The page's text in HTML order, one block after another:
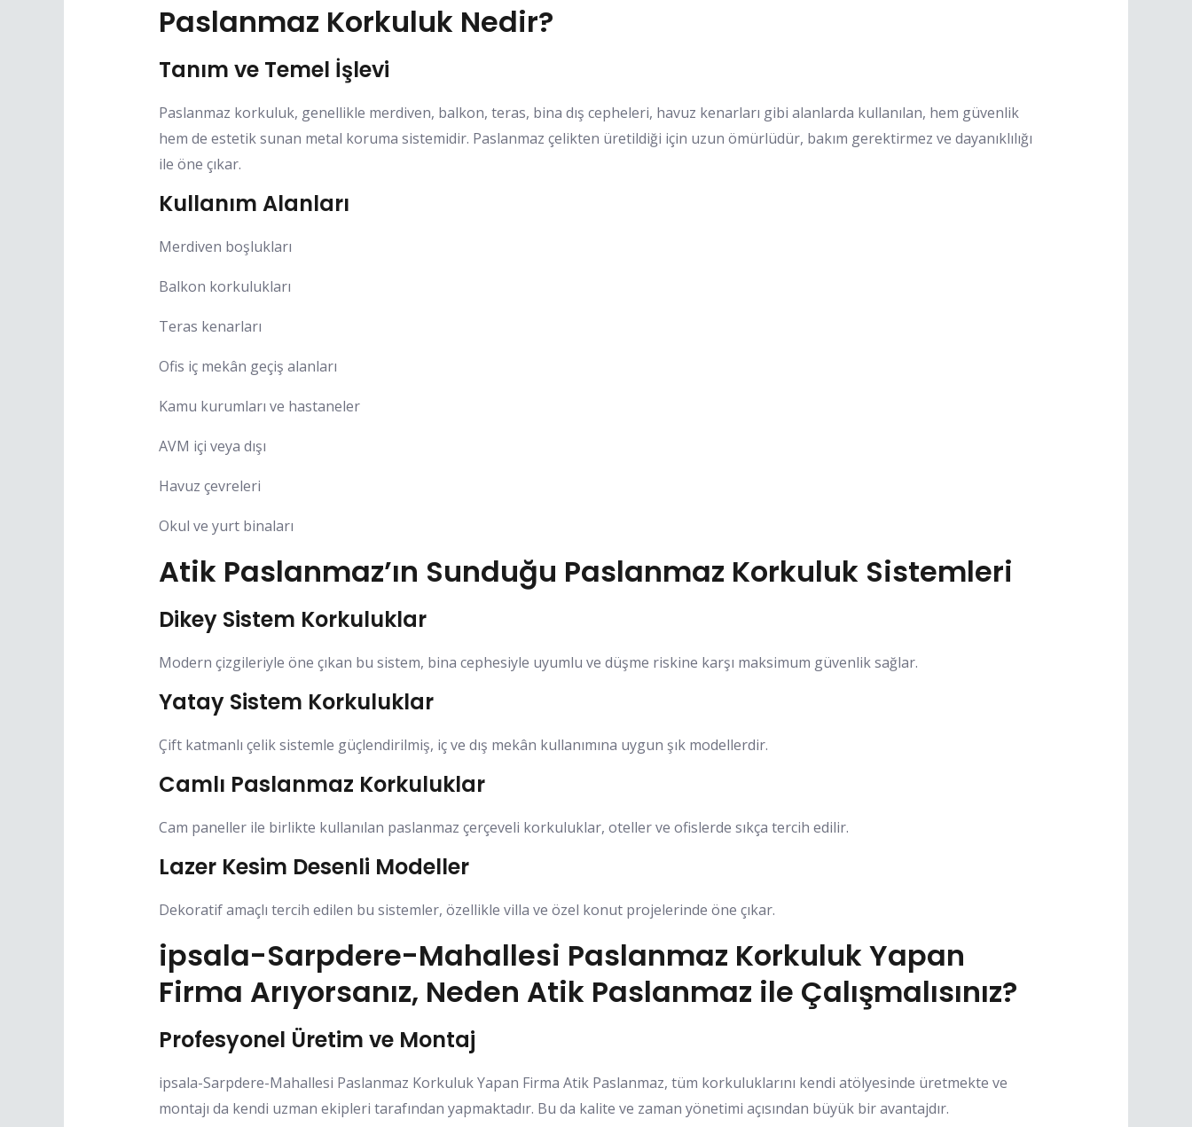
Paslanmaz Korkuluk Nedir?
Tanım ve Temel İşlevi
Paslanmaz korkuluk, genellikle merdiven, balkon, teras, bina dış cepheleri, havuz kenarları gibi alanlarda kullanılan, hem güvenlik
hem de estetik sunan metal koruma sistemidir. Paslanmaz çelikten üretildiği için uzun ömürlüdür, bakım gerektirmez ve dayanıklılığı
ile öne çıkar.
Kullanım Alanları
Merdiven boşlukları
Balkon korkulukları
Teras kenarları
Ofis iç mekân geçiş alanları
Kamu kurumları ve hastaneler
AVM içi veya dışı
Havuz çevreleri
Okul ve yurt binaları
Atik Paslanmaz’ın Sunduğu Paslanmaz Korkuluk Sistemleri
Dikey Sistem Korkuluklar
Modern çizgileriyle öne çıkan bu sistem, bina cephesiyle uyumlu ve düşme riskine karşı maksimum güvenlik sağlar.
Yatay Sistem Korkuluklar
Çift katmanlı çelik sistemle güçlendirilmiş, iç ve dış mekân kullanımına uygun şık modellerdir.
Camlı Paslanmaz Korkuluklar
Cam paneller ile birlikte kullanılan paslanmaz çerçeveli korkuluklar, oteller ve ofislerde sıkça tercih edilir.
Lazer Kesim Desenli Modeller
Dekoratif amaçlı tercih edilen bu sistemler, özellikle villa ve özel konut projelerinde öne çıkar.
ipsala-Sarpdere-Mahallesi Paslanmaz Korkuluk Yapan
Firma Arıyorsanız, Neden Atik Paslanmaz ile Çalışmalısınız?
Profesyonel Üretim ve Montaj
ipsala-Sarpdere-Mahallesi Paslanmaz Korkuluk Yapan Firma Atik Paslanmaz, tüm korkuluklarını kendi atölyesinde üretmekte ve
montajı da kendi uzman ekipleri tarafından yapmaktadır. Bu da kalite ve zaman yönetimi açısından büyük bir avantajdır.